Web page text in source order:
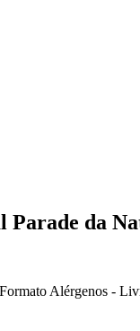
Parade da
Formato Alérgenos -